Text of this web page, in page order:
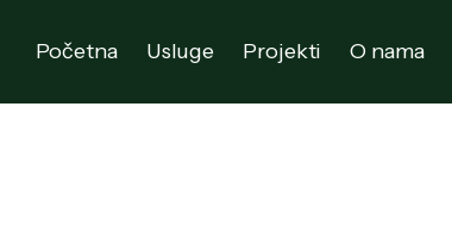
Početna Usluge Projekti O nama